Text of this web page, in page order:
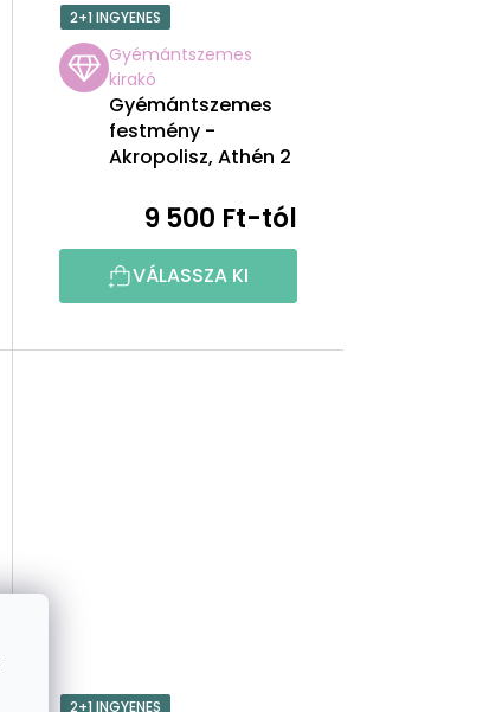
E
N
D
E
Z
É
S
2+1 INGYENES
Gyémántszemes
kirakó
Gyémántszemes
festmény -
Akropolisz, Athén 2
9 500 Ft-tól
VÁLASSZA KI
2+1 INGYENES